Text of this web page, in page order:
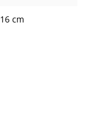
16 cm